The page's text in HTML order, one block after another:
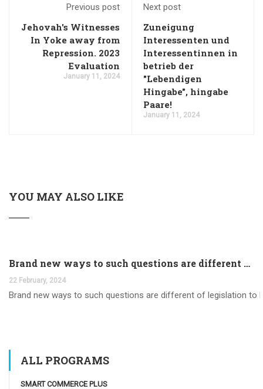
Previous post
Jehovah's Witnesses
In Yoke away from
Repression. 2023
Evaluation
January 11, 2024
Next post
Zuneigung
Interessenten und
Interessentinnen in
betrieb der
"Lebendigen
Hingabe", hingabe
Paare!
January 11, 2024
YOU MAY ALSO LIKE
Brand new ways to such questions are different of legislation to help you jurisdiction
22 February, 2024
Brand new ways to such questions are different of legislation to
ALL PROGRAMS
SMART COMMERCE PLUS